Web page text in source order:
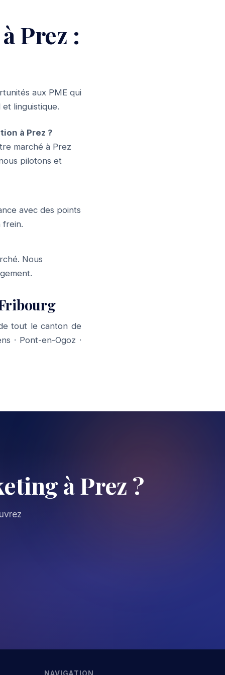
Prez :
aux PME qui
linguistique.
à Prez ?
marché à Prez
pilotons et
avec des points
frein.
Nous
tout le canton de
· Pont-en-Ogoz ·
à Prez ?